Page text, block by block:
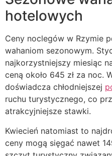
hotelowych
Ceny noclegów w Rzymie
wahaniom sezonowym.
najkorzystniejszy miesiąc
ceną około 645 zł za noc.
doświadcza chłodniejszej
ruchu turystycznego, co
atrakcyjniejsze stawki.
Kwiecień natomiast to
ceny mogą sięgać nawet